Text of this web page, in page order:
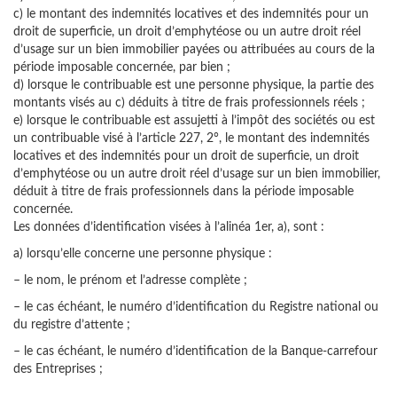
c) le montant des indemnités locatives et des indemnités pour un
droit de superficie, un droit d’emphytéose ou un autre droit réel
d’usage sur un bien immobilier payées ou attribuées au cours de la
période imposable concernée, par bien ;
d) lorsque le contribuable est une personne physique, la partie des
montants visés au c) déduits à titre de frais professionnels réels ;
e) lorsque le contribuable est assujetti à l’impôt des sociétés ou est
un contribuable visé à l’article 227, 2°, le montant des indemnités
locatives et des indemnités pour un droit de superficie, un droit
d’emphytéose ou un autre droit réel d’usage sur un bien immobilier,
déduit à titre de frais professionnels dans la période imposable
concernée.
Les données d’identification visées à l’alinéa 1er, a), sont :
a) lorsqu’elle concerne une personne physique :
– le nom, le prénom et l’adresse complète ;
– le cas échéant, le numéro d’identification du Registre national ou
du registre d’attente ;
– le cas échéant, le numéro d’identification de la Banque-carrefour
des Entreprises ;